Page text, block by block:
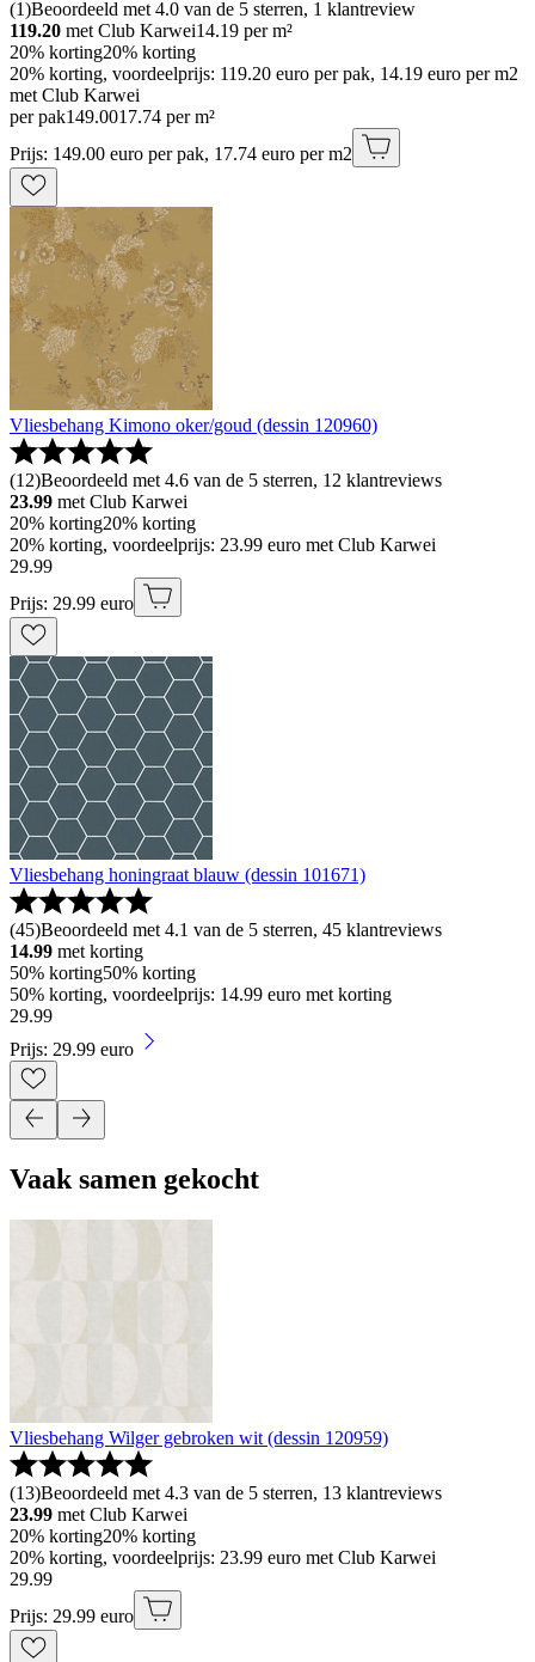
(1)Beoordeeld met 4.0 van de 5 sterren, 1 klantreview
119.20 met Club Karwei14.19 per m²
20% korting20% korting
20% korting, voordeelprijs: 119.20 euro per pak, 14.19 euro per m2
met Club Karwei
per pak149.0017.74 per m²
Prijs: 149.00 euro per pak, 17.74 euro per m2
Vliesbehang Kimono oker/goud (dessin 120960)
(12)Beoordeeld met 4.6 van de 5 sterren, 12 klantreviews
23.99 met Club Karwei
20% korting20% korting
20% korting, voordeelprijs: 23.99 euro met Club Karwei
29.99
Prijs: 29.99 euro
Vliesbehang honingraat blauw (dessin 101671)
(45)Beoordeeld met 4.1 van de 5 sterren, 45 klantreviews
14.99 met korting
50% korting50% korting
50% korting, voordeelprijs: 14.99 euro met korting
29.99
Prijs: 29.99 euro
Vaak samen gekocht
Vliesbehang Wilger gebroken wit (dessin 120959)
(13)Beoordeeld met 4.3 van de 5 sterren, 13 klantreviews
23.99 met Club Karwei
20% korting20% korting
20% korting, voordeelprijs: 23.99 euro met Club Karwei
29.99
Prijs: 29.99 euro